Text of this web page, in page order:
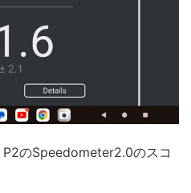
のSpeedometer2.0のスコ